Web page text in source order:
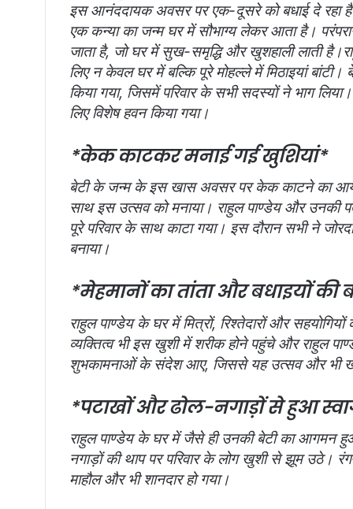
इस आनंददायक अवसर पर एक-दूसरे को बधाई दे रहा है।
एक कन्या का जन्म घर में सौभाग्य लेकर आता है।
जाता है, जो घर में सुख-समृद्धि और खुशहाली लाती
लिए न केवल घर में बल्कि पूरे मोहल्ले में मिठाइयां
किया गया, जिसमें परिवार के सभी सदस्यों ने भाग
लिए विशेष हवन किया गया।
*केक काटकर मनाई गई खुशियां*
बेटी के जन्म के इस खास अवसर पर केक काटने का
साथ इस उत्सव को मनाया। राहुल पाण्डेय और उनकी
पूरे परिवार के साथ काटा गया। इस दौरान सभी ने
बनाया।
*मेहमानों का तांता और बधाइयों की
राहुल पाण्डेय के घर में मित्रों, रिश्तेदारों और
व्यक्तित्व भी इस खुशी में शरीक होने पहुंचे और राहुल
शुभकामनाओं के संदेश आए, जिससे यह उत्सव और भी
*पटाखों और ढोल-नगाड़ों से हुआ
राहुल पाण्डेय के घर में जैसे ही उनकी बेटी का आगमन
नगाड़ों की थाप पर परिवार के लोग खुशी से झूम उठे।
माहौल और भी शानदार हो गया।